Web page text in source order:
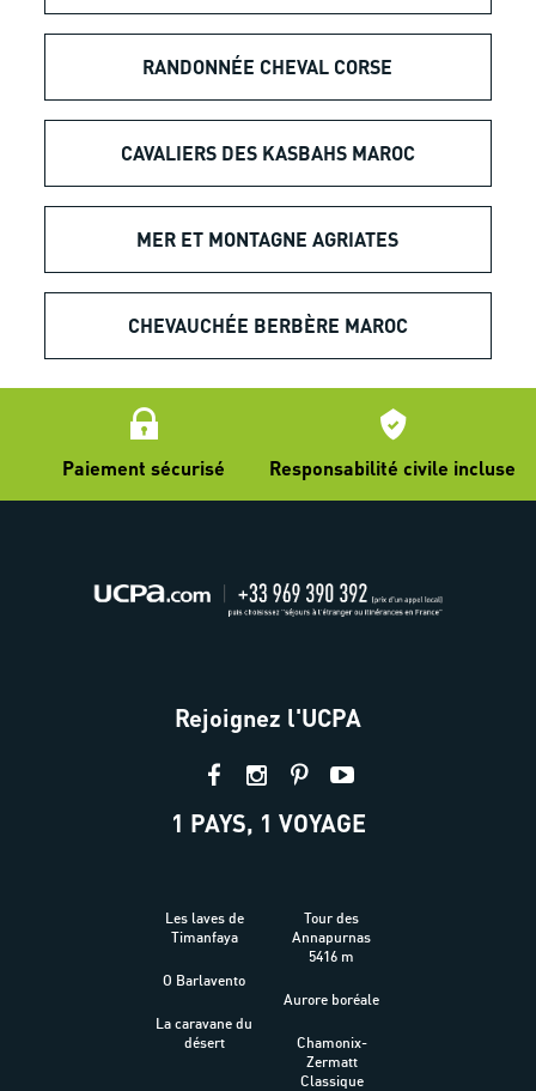
RANDONNÉE CHEVAL CORSE
CAVALIERS DES KASBAHS MAROC
MER ET MONTAGNE AGRIATES
CHEVAUCHÉE BERBÈRE MAROC
Paiement sécurisé Responsabilité civile incluse
Rejoignez l'UCPA
1 PAYS, 1 VOYAGE
Les laves de
Timanfaya
O Barlavento
La caravane du
désert
Tour des
Annapurnas
5416 m
Aurore boréale
Chamonix-
Zermatt
Classique